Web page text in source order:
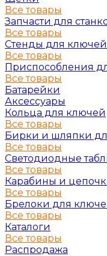
Все товары
Запчасти для
Все товары
Стенды для ключей
Все товары
Приспособления
Все товары
Батарейки
Аксессуары
Кольца для ключей
Все товары
Бирки и шляпки
Все товары
Светодиодные
Все товары
Карабины и
Все товары
Брелоки для
Все товары
Каталоги
Все товары
Распродажа